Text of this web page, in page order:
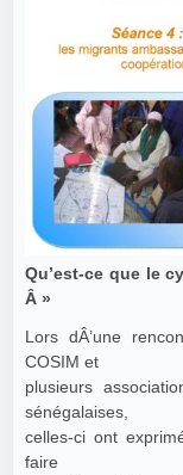
Qu’est-ce que le
Â »
Lors dÂ’une
COSIM et
plusieurs
sénégalaises,
celles-ci ont
faire